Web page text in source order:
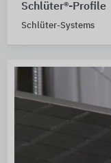
Schlüter®-Profile
Schlüter-Systems